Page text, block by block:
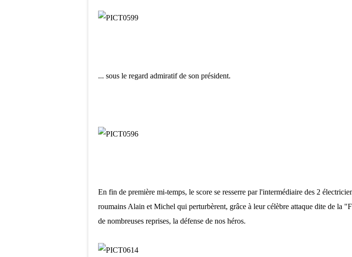
... sous le regard admiratif de son président.
En fin de première mi-temps, le score se resserre par l'intermédiaire des 2
roumains Alain et Michel qui perturbèrent, grâce à leur célèbre attaque dite de la
de nombreuses reprises, la défense de nos héros.